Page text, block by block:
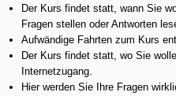
Der Kurs findet statt, wann Sie
Fragen stellen oder Antworten
Aufwändige Fahrten zum Kurs
Der Kurs findet statt, wo Sie
Internetzugang.
Hier werden Sie Ihre Fragen